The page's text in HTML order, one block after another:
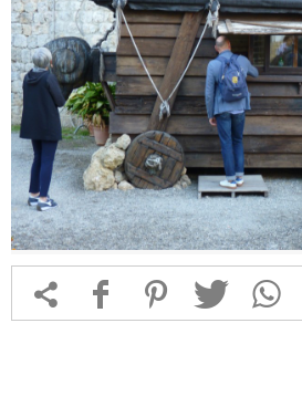
 f 1 T 